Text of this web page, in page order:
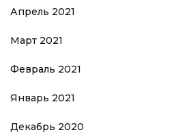
Апрель 2021
Март 2021
Февраль 2021
Январь 2021
Декабрь 2020